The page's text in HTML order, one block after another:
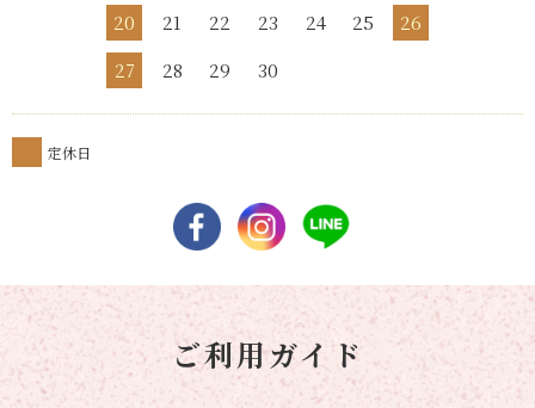
20
21 22 23 24 25
26
27
28 29 30
定休日
ご利用ガイド